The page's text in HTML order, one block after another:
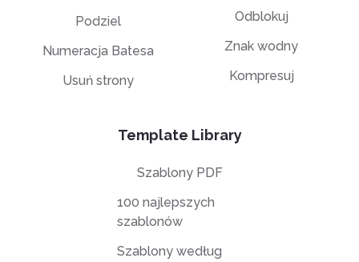
Podziel
Numeracja Batesa
Usuń strony
Odblokuj
Znak wodny
Kompresuj
Template Library
Szablony PDF
100 najlepszych
szablonów
Szablony według